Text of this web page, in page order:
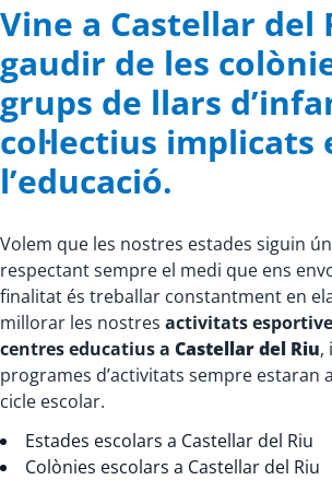
Vine a Castellar del
gaudir de les
grups de llars
col·lectius implicats
l’educació.
Volem que les nostres estades siguin
respectant sempre el medi que ens
finalitat és treballar constantment en
millorar les nostres activitats
centres educatius a Castellar del Riu,
programes d’activitats sempre estaran
cicle escolar.
Estades escolars a Castellar del Riu
Colònies escolars a Castellar del Riu